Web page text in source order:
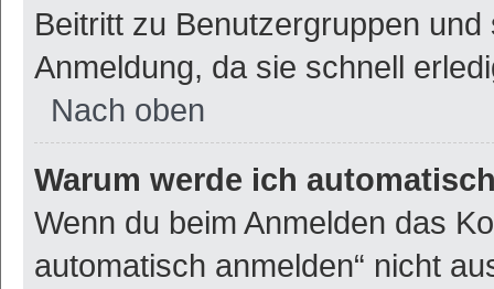
Beitritt zu Benutzergruppen
Anmeldung, da sie schnell
Nach oben
Warum werde ich
Wenn du beim Anmelden das
automatisch anmelden“ nicht